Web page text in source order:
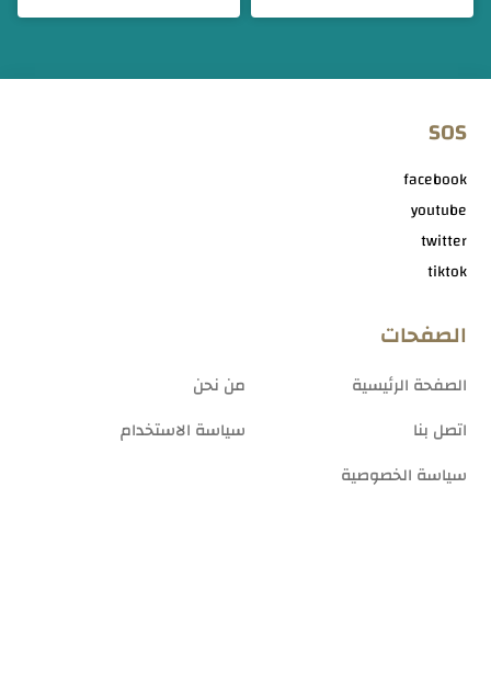
الصفحات
الصفحة الرئيسية
من نحن
اتصل بنا
سياسة الاستخدام
سياسة الخصوصية
SOS
facebook
youtube
twitter
tiktok